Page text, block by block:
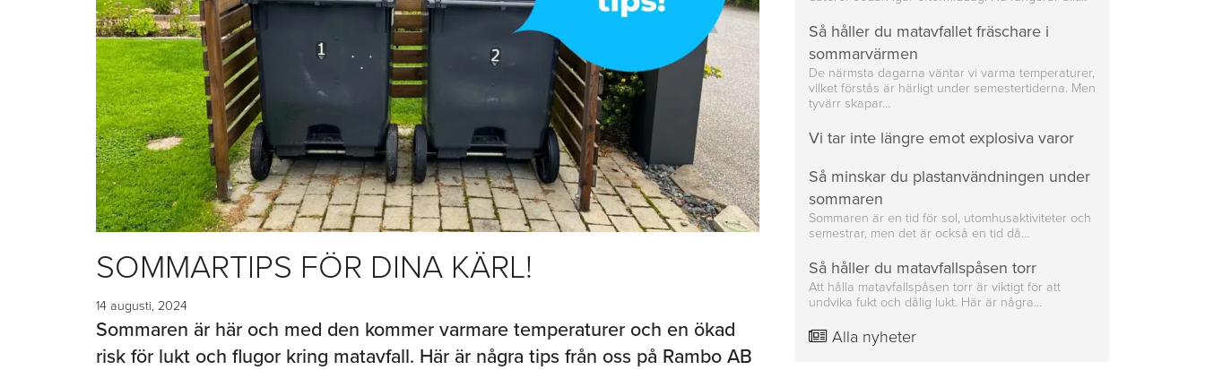
SOMMARTIPS FÖR DINA KÄRL!
14 augusti, 2024
Sommaren är här och med den kommer varmare temperaturer och en ökad
risk för lukt och flugor kring matavfall. Här är några tips från oss på Rambo AB
Så håller du matavfallet fräschare i
sommarvärmen
De närmsta dagarna väntar vi varma temperaturer,
vilket förstås är härligt under semestertiderna. Men
tyvärr skapar…
Vi tar inte längre emot explosiva varor
Så minskar du plastanvändningen under
sommaren
Sommaren är en tid för sol, utomhusaktiviteter och
semestrar, men det är också en tid då…
Så håller du matavfallspåsen torr
Att hålla matavfallspåsen torr är viktigt för att
undvika fukt och dålig lukt. Här är några…
Alla nyheter